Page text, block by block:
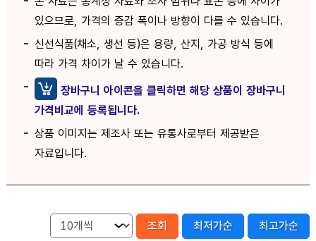
있으므로, 가격의 증감 폭이나 방향이 다를 수 있습니다.
신선식품(채소, 생선 등)은 용량, 산지, 가공 방식 등에
따라 가격 차이가 날 수 있습니다.
장바구니 아이콘을 클릭하면 해당 상품이 장바구니
가격비교에 등록됩니다.
상품 이미지는 제조사 또는 유통사로부터 제공받은
자료입니다.
조회 최저가순 최고가순